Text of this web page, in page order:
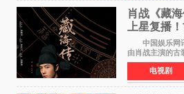
肖战《藏
上星复播
视热潮
中国娱乐网讯
由肖战主演的古
卫视上星复播，
络平台播出，
口碑，此次上
电视剧